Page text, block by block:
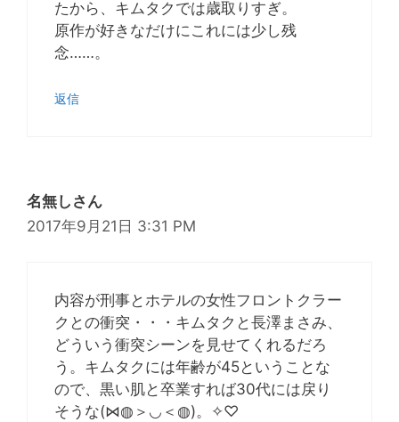
たから、キムタクでは歳取りすぎ。
原作が好きなだけにこれには少し残
念……。
返信
名無しさん
2017年9月21日 3:31 PM
内容が刑事とホテルの女性フロントクラー
クとの衝突・・・キムタクと長澤まさみ、
どういう衝突シーンを見せてくれるだろ
う。キムタクには年齢が45ということな
ので、黒い肌と卒業すれば30代には戻り
そうな(⋈◍＞◡＜◍)。✧♡